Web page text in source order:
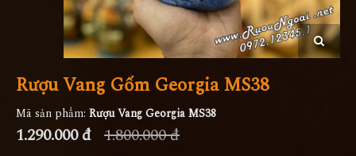
Rượu Vang Gốm Georgia MS38
Mã sản phẩm: Rượu Vang Georgia MS38
1.290.000 đ 1.800.000 đ